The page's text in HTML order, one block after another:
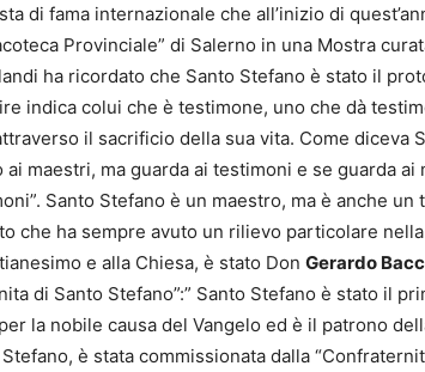
di fama internazionale che all’inizio di
Provinciale” di Salerno in una Mostra
ha ricordato che Santo Stefano è stato il
indica colui che è testimone, uno che dà
il sacrificio della sua vita. Come diceva
maestri, ma guarda ai testimoni e se guarda ai
Santo Stefano è un maestro, ma è anche un
che ha sempre avuto un rilievo particolare
e alla Chiesa, è stato Don Gerardo
di Santo Stefano”:” Santo Stefano è stato il
la nobile causa del Vangelo ed è il patrono
è stata commissionata dalla